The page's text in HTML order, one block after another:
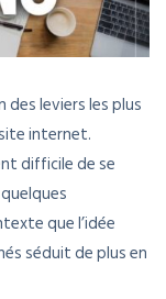
des leviers les plus
internet.
difficile de se
que l’idée
séduit de plus en